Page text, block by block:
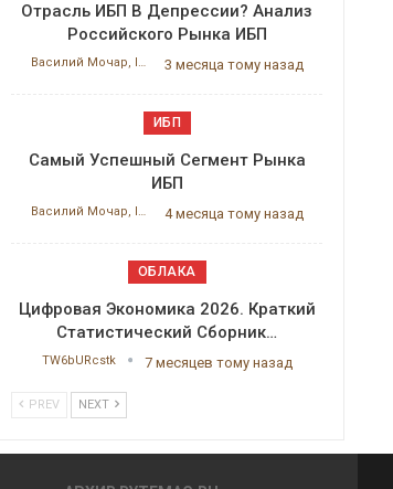
Отрасль ИБП В Депрессии? Анализ
Российского Рынка ИБП
Василий Мочар, ITResearch 3 месяца тому назад
ИБП
Самый Успешный Сегмент Рынка
ИБП
Василий Мочар, ITResearch 4 месяца тому назад
ОБЛАКА
Цифровая Экономика 2026. Краткий
Статистический Сборник…
TW6bURcstk 7 месяцев тому назад
PREV NEXT